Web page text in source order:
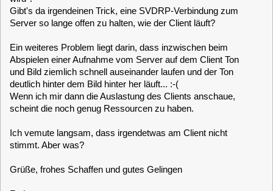
Frajo
MLD 5.2 Server-Host Communication unsauber
« Reply #1 on: January 14, 2025, 21:12:48 »
Hi,
mit dem nsora Paket (auf dem Server) kannst Du diesen so
einstellen (im Setup unter Network), dass dieser nicht
herunter fährt, solange einer der eingestellten Clients noch
Wenn ich mich richtig erinnere kann man irgendwie die
Priorität der DVB Geräte einstellen. Ich weiß aber nicht mehr